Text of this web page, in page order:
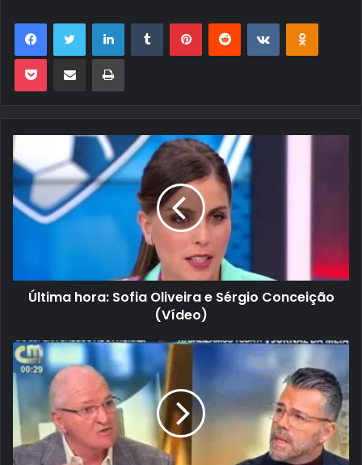
FacebookTwitter LinkedinTumblr PinterestReddit VK OK
Pocket Compartilhar via e-mail Imprimir
Última hora: Sofia Oliveira e Sérgio Conceição
(Vídeo)